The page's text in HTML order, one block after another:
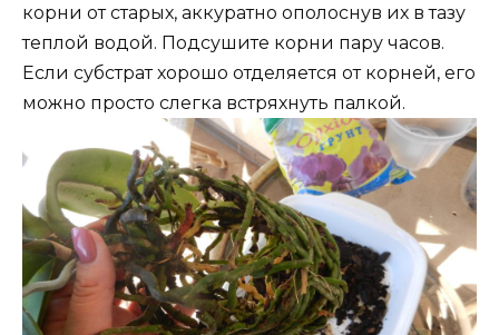
корни от старых, аккуратно ополоснув их в тазу
теплой водой. Подсушите корни пару часов.
Если субстрат хорошо отделяется от корней, его
можно просто слегка встряхнуть палкой.